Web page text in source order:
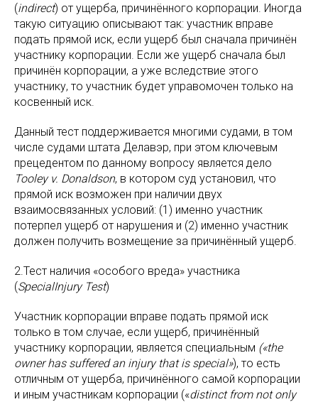
(indirect) от ущерба, причинённого корпорации. Иногда
такую ситуацию описывают так: участник вправе
подать прямой иск, если ущерб был сначала причинён
участнику корпорации. Если же ущерб сначала был
причинён корпорации, а уже вследствие этого
участнику, то участник будет управомочен только на
косвенный иск.
Данный тест поддерживается многими судами, в том
числе судами штата Делавэр, при этом ключевым
прецедентом по данному вопросу является дело
Tooley v. Donaldson, в котором суд установил, что
прямой иск возможен при наличии двух
взаимосвязанных условий: (1) именно участник
потерпел ущерб от нарушения и (2) именно участник
должен получить возмещение за причинённый ущерб.
2.Тест наличия «особого вреда» участника
(SpecialInjury Test)
Участник корпорации вправе подать прямой иск
только в том случае, если ущерб, причинённый
участнику корпорации, является специальным («the
owner has suffered an injury that is special»), то есть
отличным от ущерба, причинённого самой корпорации
и иным участникам корпорации («distinct from not only